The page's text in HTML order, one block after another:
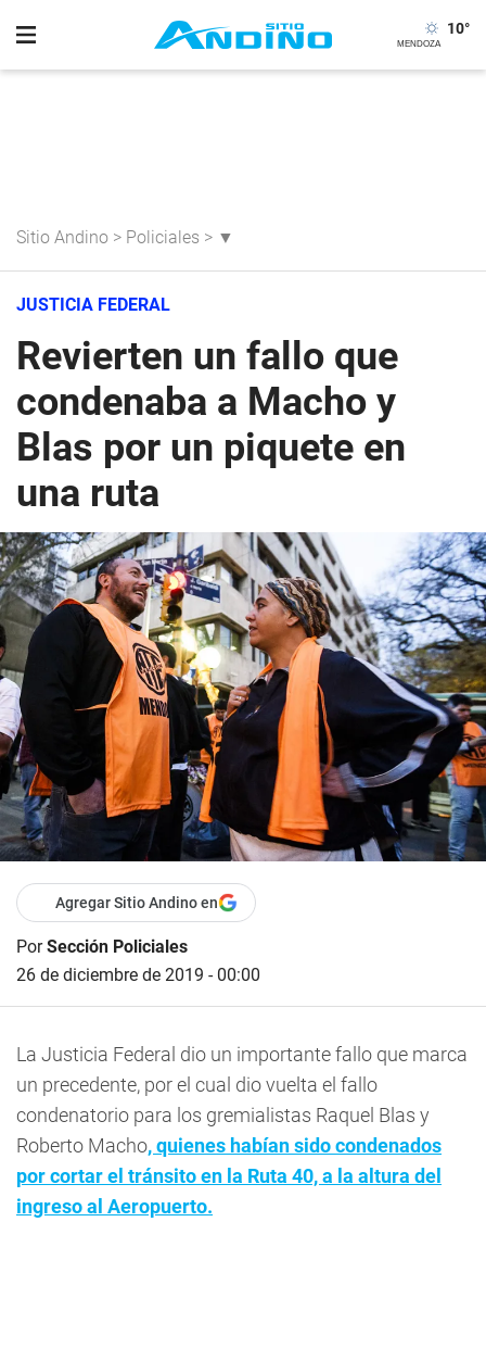
10°
Sitio Andino > Policiales > ▼
JUSTICIA FEDERAL
Revierten un fallo que
condenaba a Macho y
Blas por un piquete en
una ruta
Agregar Sitio Andino en
PorSección Policiales
26 de diciembre de 2019 - 00:00
La Justicia Federal dio un importante fallo que marca
un precedente, por el cual dio vuelta el fallo
condenatorio para los gremialistas Raquel Blas y
Roberto Macho, quienes habían sido condenados
por cortar el tránsito en la Ruta 40, a la altura del
ingreso al Aeropuerto.